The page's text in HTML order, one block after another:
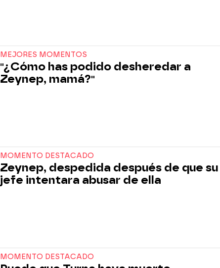
MEJORES MOMENTOS
"¿Cómo has podido desheredar a
Zeynep, mamá?"
MOMENTO DESTACADO
Zeynep, despedida después de que su
jefe intentara abusar de ella
MOMENTO DESTACADO